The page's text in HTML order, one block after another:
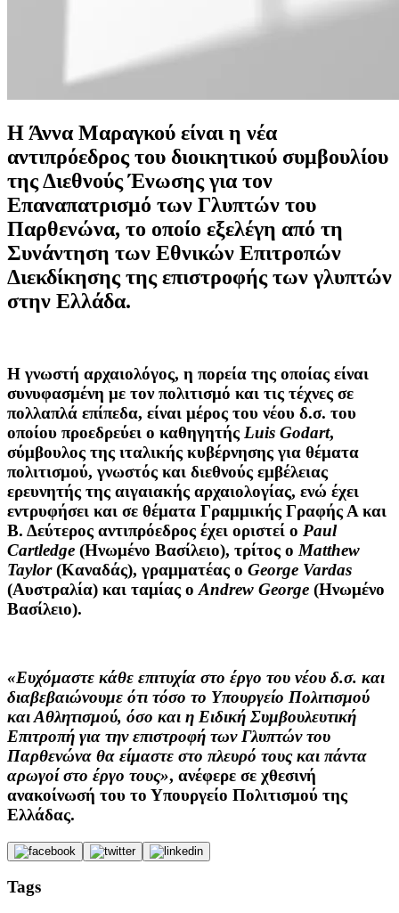
Η Άννα Μαραγκού είναι η νέα
αντιπρόεδρος του διοικητικού συμβουλίου
της Διεθνούς Ένωσης για τον
Επαναπατρισμό των Γλυπτών του
Παρθενώνα, το οποίο εξελέγη από τη
Συνάντηση των Εθνικών Επιτροπών
Διεκδίκησης της επιστροφής των γλυπτών
στην Ελλάδα.
Η γνωστή αρχαιολόγος, η πορεία της οποίας είναι
συνυφασμένη με τον πολιτισμό και τις τέχνες σε
πολλαπλά επίπεδα, είναι μέρος του νέου δ.σ. του
οποίου προεδρεύει ο καθηγητής Luis Godart,
σύμβουλος της ιταλικής κυβέρνησης για θέματα
πολιτισμού, γνωστός και διεθνούς εμβέλειας
ερευνητής της αιγαιακής αρχαιολογίας, ενώ έχει
εντρυφήσει και σε θέματα Γραμμικής Γραφής Α και
Β. Δεύτερος αντιπρόεδρος έχει οριστεί ο Paul
Cartledge (Ηνωμένο Βασίλειο), τρίτος ο Matthew
Taylor(Καναδάς), γραμματέας ο George Vardas
(Αυστραλία) και ταμίας ο Andrew George (Ηνωμένο
Βασίλειο).
«Ευχόμαστε κάθε επιτυχία στο έργο του νέου δ.σ. και
διαβεβαιώνουμε ότι τόσο το Υπουργείο Πολιτισμού
και Αθλητισμού, όσο και η Ειδική Συμβουλευτική
Επιτροπή για την επιστροφή των Γλυπτών του
Παρθενώνα θα είμαστε στο πλευρό τους και πάντα
αρωγοί στο έργο τους», ανέφερε σε χθεσινή
ανακοίνωσή του το Υπουργείο Πολιτισμού της
Ελλάδας.
Tags